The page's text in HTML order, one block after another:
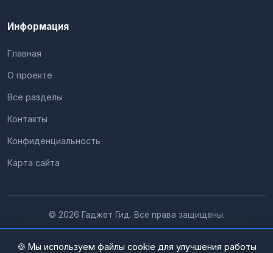
Информация
Главная
О проекте
Все разделы
Контакты
Конфиденциальность
Карта сайта
© 2026 Гаджет Гид. Все права защищены.
🍪 Мы используем файлы cookie для улучшения работы